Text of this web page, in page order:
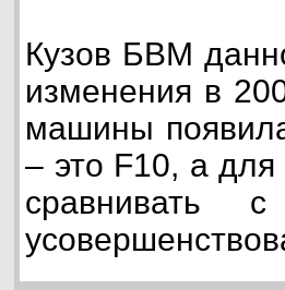
Кузов БВМ
изменения в
машины
– это F10, а для
сравнивать